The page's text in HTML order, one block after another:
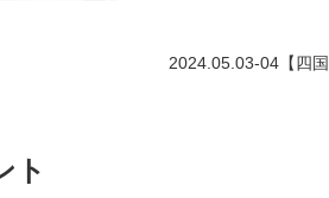
2024.05.03-04【四
ト